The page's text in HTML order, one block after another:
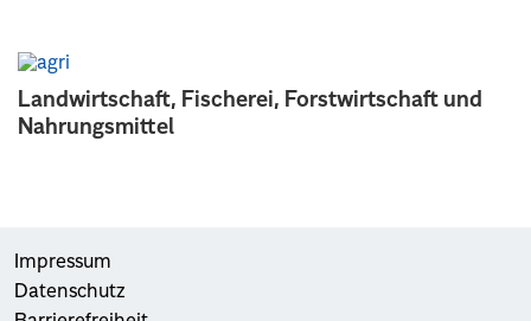
Landwirtschaft, Fischerei, Forstwirtschaft und
Nahrungsmittel
Impressum
Datenschutz